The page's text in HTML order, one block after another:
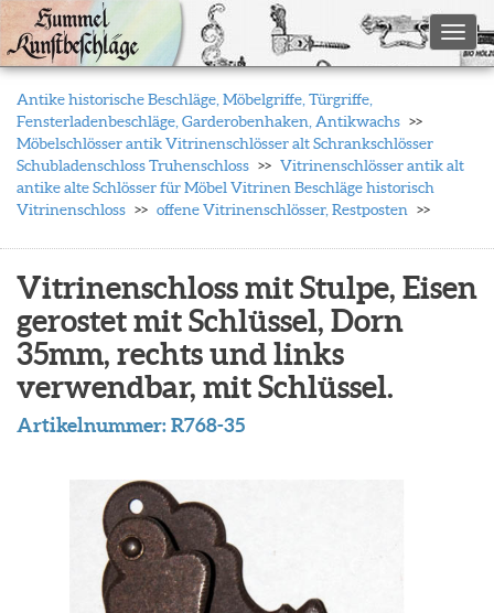
Antike historische Beschläge, Möbelgriffe, Türgriffe,
Fensterladenbeschläge, Garderobenhaken, Antikwachs
Möbelschlösser antik Vitrinenschlösser alt Schrankschlösser
Schubladenschloss Truhenschloss
Vitrinenschlösser antik alt
antike alte Schlösser für Möbel Vitrinen Beschläge historisch
Vitrinenschloss
offene Vitrinenschlösser, Restposten
Vitrinenschloss mit Stulpe, Eisen
gerostet mit Schlüssel, Dorn
35mm, rechts und links
verwendbar, mit Schlüssel.
Artikelnummer:R768-35